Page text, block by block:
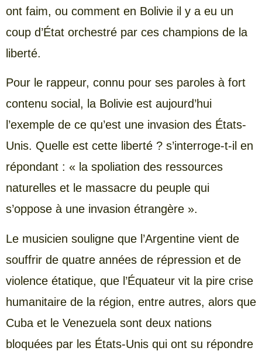
ont faim, ou comment en Bolivie il y a eu un
coup d’État orchestré par ces champions de la
liberté.
Pour le rappeur, connu pour ses paroles à fort
contenu social, la Bolivie est aujourd’hui
l’exemple de ce qu’est une invasion des États-
Unis. Quelle est cette liberté ? s’interroge-t-il en
répondant : « la spoliation des ressources
naturelles et le massacre du peuple qui
s’oppose à une invasion étrangère ».
Le musicien souligne que l’Argentine vient de
souffrir de quatre années de répression et de
violence étatique, que l’Équateur vit la pire crise
humanitaire de la région, entre autres, alors que
Cuba et le Venezuela sont deux nations
bloquées par les États-Unis qui ont su répondre